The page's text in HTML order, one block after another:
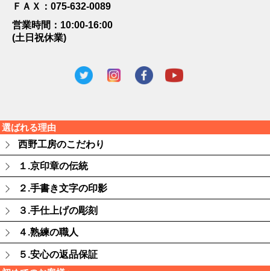
ＦＡＸ：075-632-0089
営業時間：10:00-16:00
(土日祝休業)
選ばれる理由
西野工房のこだわり
１.京印章の伝統
２.手書き文字の印影
３.手仕上げの彫刻
４.熟練の職人
５.安心の返品保証